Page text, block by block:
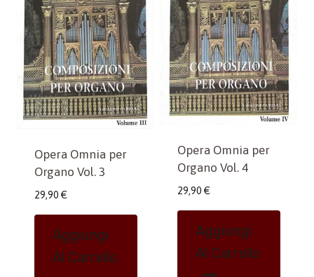
Opera Omnia per
Organo Vol. 3
29,90 €
Aggiungi
Al Carrello
Opera Omnia per
Organo Vol. 4
29,90 €
Aggiungi
Al Carrello